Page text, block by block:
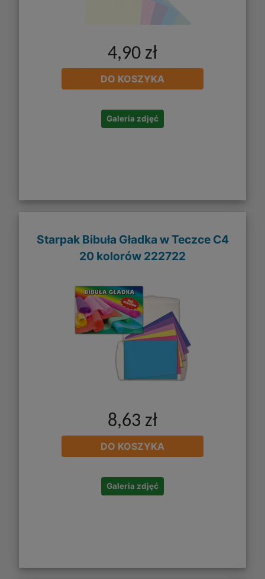
4,90 zł
DO KOSZYKA
Galeria zdjęć
Starpak Bibuła Gładka w Teczce C4
20 kolorów 222722
8,63 zł
DO KOSZYKA
Galeria zdjęć